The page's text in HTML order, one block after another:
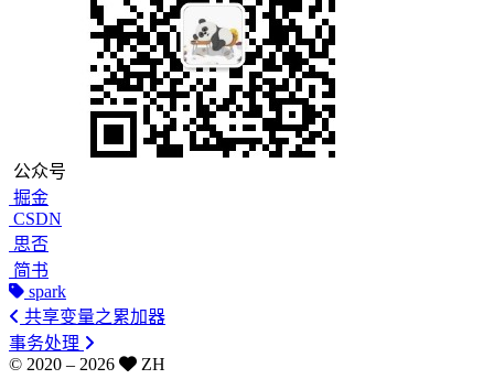
公众号
掘金
CSDN
思否
简书
spark
共享变量之累加器
事务处理
© 2020 – 2026
ZH